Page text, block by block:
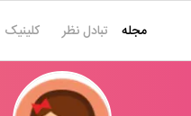
مجله تبادل نظر کلینیک